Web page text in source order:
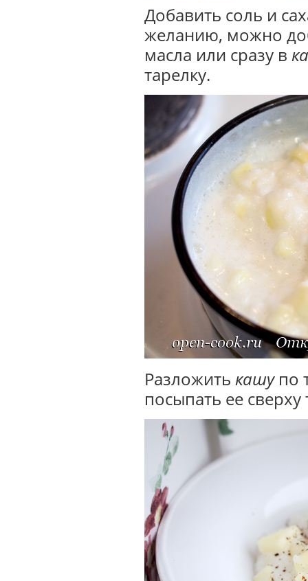
Добавить соль и
желанию, можно
масла или сразу в
тарелку.
Разложить кашупо
посыпать ее